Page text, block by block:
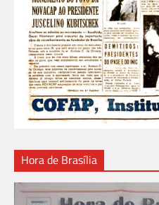
Hora de Brasília